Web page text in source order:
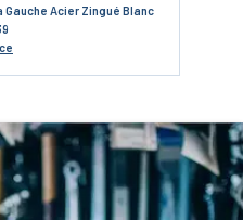
Gauche Acier Zingué Blanc